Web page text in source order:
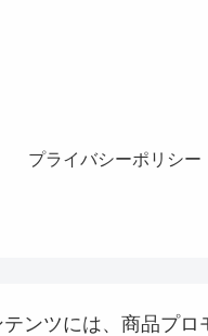
プライバシーポリシー
テンツには、商品プ